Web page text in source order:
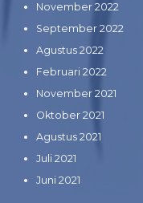
November 2022
September 2022
Agustus 2022
Februari 2022
November 2021
Oktober 2021
Agustus 2021
Juli 2021
Juni 2021